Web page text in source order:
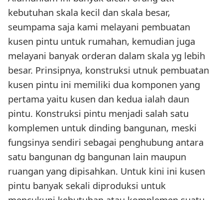
kebutuhan skala kecil dan skala besar,
seumpama saja kami melayani pembuatan
kusen pintu untuk rumahan, kemudian juga
melayani banyak orderan dalam skala yg lebih
besar. Prinsipnya, konstruksi utnuk pembuatan
kusen pintu ini memiliki dua komponen yang
pertama yaitu kusen dan kedua ialah daun
pintu. Konstruksi pintu menjadi salah satu
komplemen untuk dinding bangunan, meski
fungsinya sendiri sebagai penghubung antara
satu bangunan dg bangunan lain maupun
ruangan yang dipisahkan. Untuk kini ini kusen
pintu banyak sekali diproduksi untuk